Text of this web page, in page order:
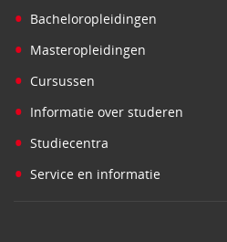
• Bacheloropleidingen
• Masteropleidingen
• Cursussen
• Informatie over studeren
• Studiecentra
• Service en informatie